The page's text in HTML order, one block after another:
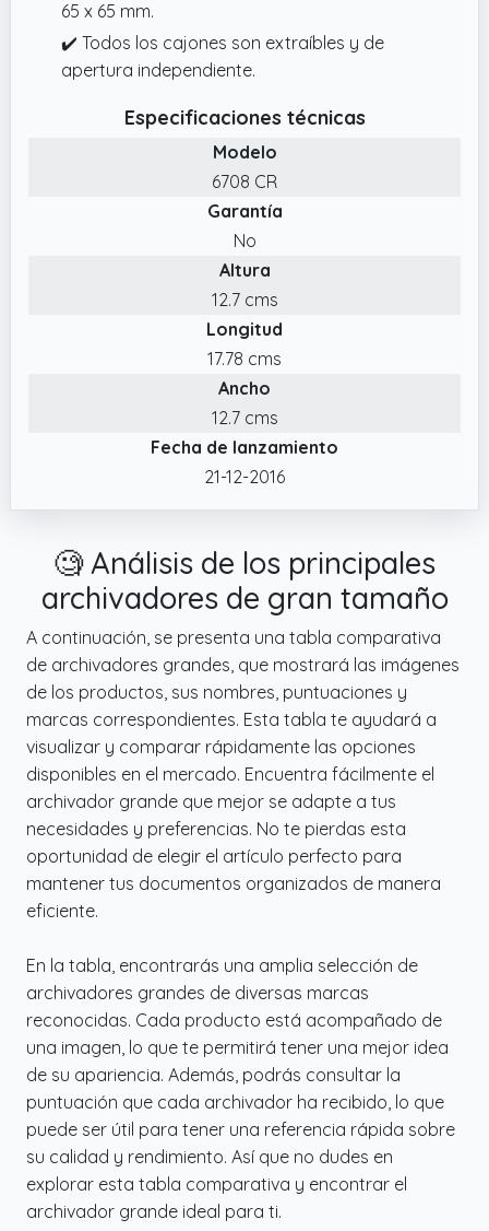
65 x 65 mm.
✔️ Todos los cajones son extraíbles y de
apertura independiente.
Especificaciones técnicas
Modelo
6708 CR
Garantía
No
Altura
12.7 cms
Longitud
17.78 cms
Ancho
12.7 cms
Fecha de lanzamiento
21-12-2016
🧐 Análisis de los principales
archivadores de gran tamaño
A continuación, se presenta una tabla comparativa
de archivadores grandes, que mostrará las imágenes
de los productos, sus nombres, puntuaciones y
marcas correspondientes. Esta tabla te ayudará a
visualizar y comparar rápidamente las opciones
disponibles en el mercado. Encuentra fácilmente el
archivador grande que mejor se adapte a tus
necesidades y preferencias. No te pierdas esta
oportunidad de elegir el artículo perfecto para
mantener tus documentos organizados de manera
eficiente.
En la tabla, encontrarás una amplia selección de
archivadores grandes de diversas marcas
reconocidas. Cada producto está acompañado de
una imagen, lo que te permitirá tener una mejor idea
de su apariencia. Además, podrás consultar la
puntuación que cada archivador ha recibido, lo que
puede ser útil para tener una referencia rápida sobre
su calidad y rendimiento. Así que no dudes en
explorar esta tabla comparativa y encontrar el
archivador grande ideal para ti.